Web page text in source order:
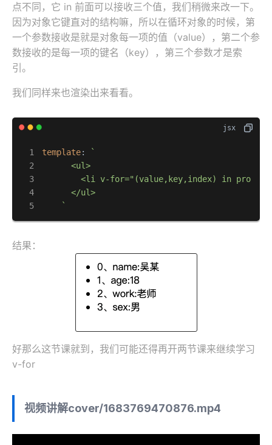
点不同，它 in 前面可以接收三个值，我们稍微来改一下。
因为对象它键直对的结构嘛，所以在循环对象的时候，第
一个参数接收是就是对象每一项的值（value），第二个参
数接收的是每一项的键名（key），第三个参数才是索
引。
我们同样来也渲染出来看看。
template:
`
      <ul>
<li v-for="(value,key,index) in
      </ul>
    `
结果：
好那么这节课就到，我们可能还得再开两节课来继续学习
v-for
视频讲解cover/1683769470876.mp4